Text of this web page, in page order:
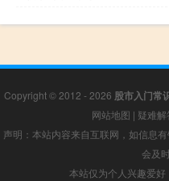
Copyright © 2012 - 2026 股市入门常
网站地图 | 疑难解
声明：本站内容来自互联网，如信息
会及
本站仅为个人兴趣爱